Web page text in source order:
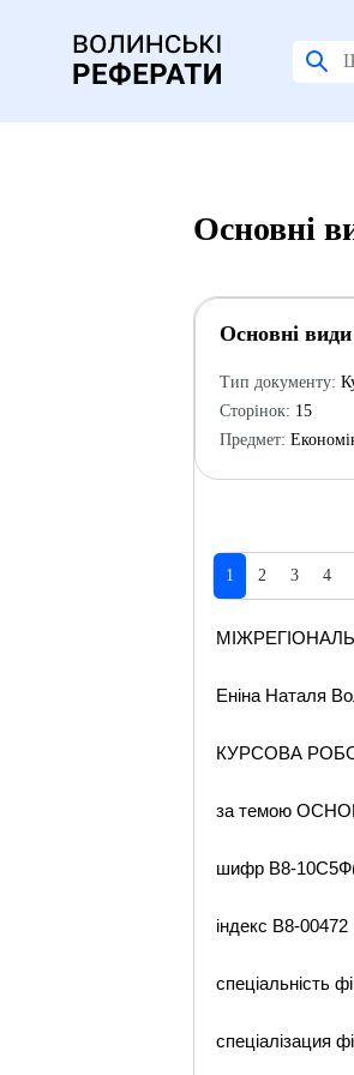
Основні
Основні
Тип документу:
Сторінок: 15
Предмет:
1 2 3 4
Еніна Наталя
КУРСОВА
за темою
шифр В8-
індекс В8-00472
спеціальність
спеціалізация